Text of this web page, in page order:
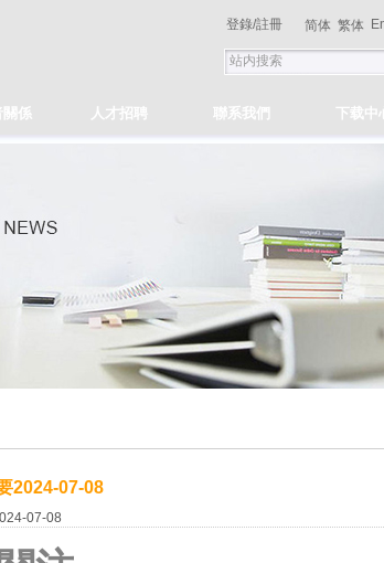
登錄/註冊 简体 繁体
關係 人才招聘 聯系我們 下载中
2024-07-08
07-08